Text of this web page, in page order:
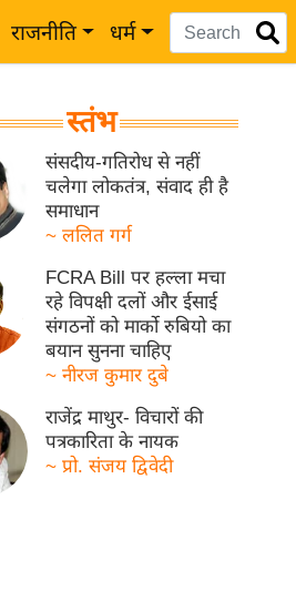
राजनीति धर्म
स्तंभ
संसदीय-गतिरोध से नहीं
चलेगा लोकतंत्र, संवाद ही है
समाधान
~ ललित गर्ग
FCRA Bill पर हल्ला मचा
रहे विपक्षी दलों और ईसाई
संगठनों को मार्को रुबियो का
बयान सुनना चाहिए
~ नीरज कुमार दुबे
राजेंद्र माथुर- विचारों की
पत्रकारिता के नायक
~ प्रो. संजय द्विवेदी